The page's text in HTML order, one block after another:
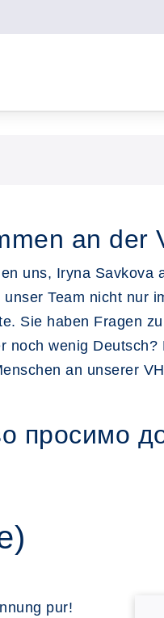
an der
uns, Iryna Savkova
Team nicht nur
Sie haben Fragen
wenig
an unserer
просимо
pur!